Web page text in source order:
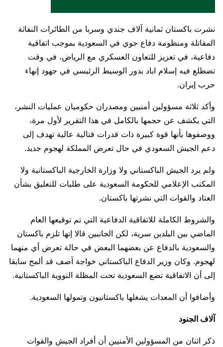
نشرت باكستان ثمانية آلاف جندي وسربا من الطائرات النفاثة
المقاتلة ومنظومة دفاع جوي في السعودية بموجب ‌اتفاقية
دفاعية، في تعزيز للتعاون العسكري مع الرياض، في وقت
تضطلع فيه إسلام اباد بدور الوسيط الرئيسي في جهود إنهاء
حرب إيران.
وأكد ثلاثة مسؤولين أمنيين ومصدران حكوميان عمليات النشر،
التي يكشف عن حجمها بالكامل في هذا التقرير لأول مرة،
ووصفوها بأنها قوة كبيرة ذات قدرات قتالية عالية تهدف إلى
دعم الجيش السعودي في حال تعرض المملكة لهجوم جديد.
ولم يرد الجيش الباكستاني ولا وزارة الخارجية الباكستانية ولا
المكتب الإعلامي للحكومة السعودية على طلبات للتعليق بشأن ​
العتاد والقوات التي نشرتها باكستان.
والشروط الكاملة للاتفاقية الدفاعية التي تم توقيعها العام
الماضي بين البلدين سرية، لكن ⁠الجانبين قالا إنها تلزم باكستان
والسعودية بالدفاع عن بعضهما البعض في حالة تعرض أي منهما
لهجوم. وكان وزير الدفاع الباكستاني خواجة آصف قد ألمح سابقا
إلى أن الاتفاقية تضع السعودية تحت المظلة النووية الباكستانية.
وأضافوا أن المعدات يشغلها باكستانيون وتمولها السعودية.
آلاف الجنود
ذكر اثنان من المسؤولين الأمنيين أن أفراد الجيش والقوات